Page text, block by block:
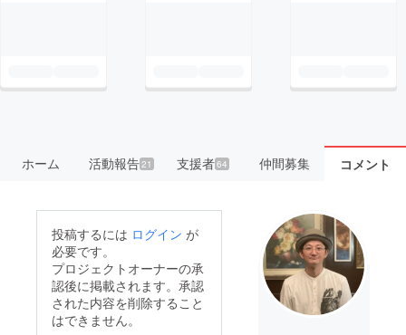
ホーム 活動報告21 支援者64 仲間募集 コメント
投稿するには ログイン が
必要です。
プロジェクトオーナーの承
認後に掲載されます。承認
された内容を削除すること
はできません。